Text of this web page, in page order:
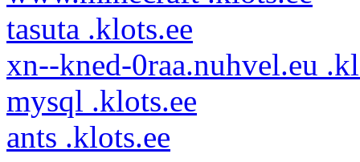
tasuta .klots.ee
xn--kned-0raa.nuhvel.eu
mysql .klots.ee
ants .klots.ee